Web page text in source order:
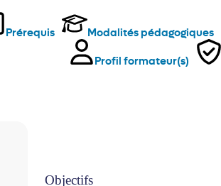
Prérequis Modalités pédagogiques
Profil formateur(s)
Objectifs